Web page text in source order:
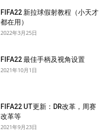
FIFA22 新拉球假射教程（小天才
都在用）
2022年3月25日
FIFA22 最佳手柄及视角设置
2021年10月1日
FIFA22 UT更新：DR改革，周赛
改革等
2021年9月23日